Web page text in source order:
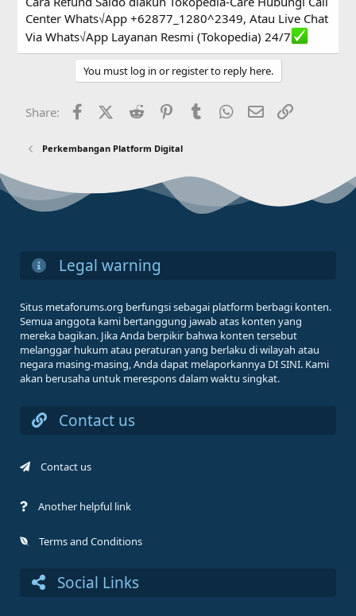
Center Whats√App +62877_1280^2349, Atau Live Chat
Via Whats√App Layanan Resmi (Tokopedia) 24/7
You must log in or register to reply here.
Share: FacebookX (Twitter)
Reddit PinterestTumblr WhatsApp
Email
Perkembangan Platform Digital
Legal warning
Situs metaforums.org berfungsi sebagai platform berbagi konten.
Semua anggota kami bertanggung jawab atas konten yang
mereka bagikan. Jika Anda berpikir bahwa konten tersebut
melanggar hukum atau peraturan yang berlaku di wilayah atau
negara masing-masing, Anda dapat melaporkannya DI SINI. Kami
akan berusaha untuk merespons dalam waktu singkat.
Contact us
Contact us
Another helpful link
Terms and Conditions
Social Links